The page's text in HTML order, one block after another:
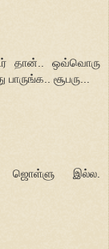
தான்.. ஒவ்வொரு
சூபரு...
ஜொள்ளு இல்ல.